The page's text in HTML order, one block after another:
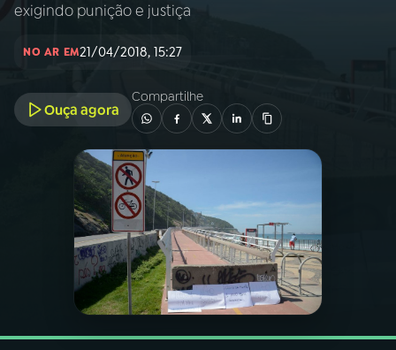
INÍCIO
PROGRAMAS
PODCASTS
VIDEOCASTS
exigindo punição e justiça
NO AR EM21/04/2018, 15:27
Ouça agora
Compartilhe